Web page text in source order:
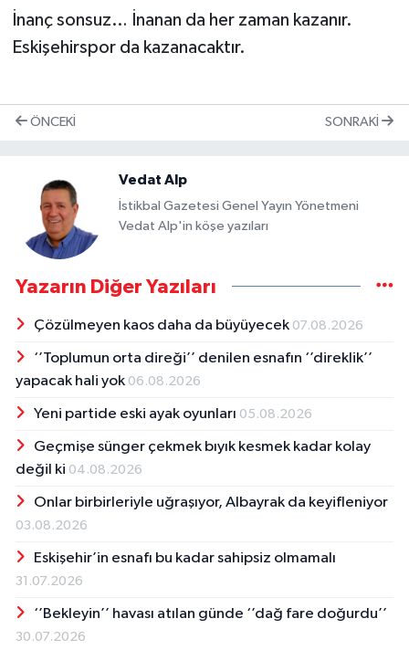
İnanç sonsuz… İnanan da her zaman kazanır.
Eskişehirspor da kazanacaktır.
ÖNCEKI SONRAKI
Vedat Alp
İstikbal Gazetesi Genel Yayın Yönetmeni
Vedat Alp'in köşe yazıları
Yazarın Diğer Yazıları
Çözülmeyen kaos daha da büyüyecek 07.08.2026
‘’Toplumun orta direği’’ denilen esnafın ‘’direklik’’
yapacak hali yok 06.08.2026
Yeni partide eski ayak oyunları 05.08.2026
Geçmişe sünger çekmek bıyık kesmek kadar kolay
değil ki 04.08.2026
Onlar birbirleriyle uğraşıyor, Albayrak da keyifleniyor
03.08.2026
Eskişehir’in esnafı bu kadar sahipsiz olmamalı
31.07.2026
‘’Bekleyin’’ havası atılan günde ‘’dağ fare doğurdu’’
30.07.2026